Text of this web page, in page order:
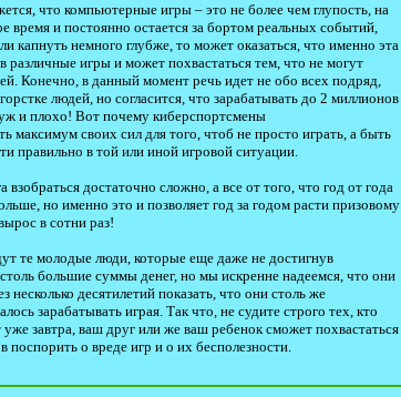
что компьютерные игры – это не более чем глупость, на
время и постоянно остается за бортом реальных событий,
капнуть немного глубже, то может оказаться, что именно эта
различные игры и может похвастаться тем, что не могут
Конечно, в данный момент речь идет не обо всех подряд,
людей, но согласится, что зарабатывать до 2 миллионов
и плохо! Вот почему киберспортсмены
максимум своих сил для того, чтоб не просто играть, а быть
правильно в той или иной игровой ситуации.
достаточно сложно, а все от того, что год от года
но именно это и позволяет год за годом расти призовому
в сотни раз!
те молодые люди, которые еще даже не достигнув
большие суммы денег, но мы искренне надеемся, что они
десятилетий показать, что они столь же
зарабатывать играя. Так что, не судите строго тех, кто
завтра, ваш друг или же ваш ребенок сможет похвастаться
о вреде игр и о их бесполезности.